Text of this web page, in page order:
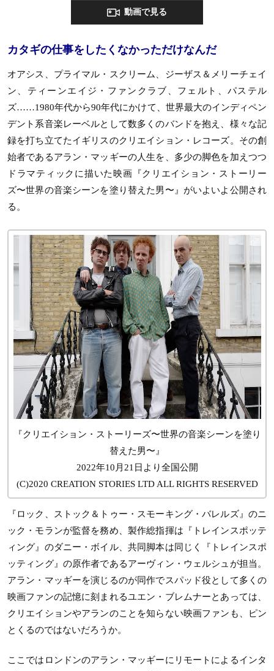
動画で見る
カタギの仕事をしたくなかっただけなんだ
オアシス、プライマル・スクリーム、ジーザス＆メリーチェイ
ン、ティーンエイジ・ファンクラブ、フェルト、パステル
ズ……1980年代から90年代にかけて、世界最大のインディペン
デント系音楽レーベルとして数多くのバンドを抱え、様々な記
録を打ち立てたイギリスのクリエイション・レコーズ。その創
始者であるアラン・マッギーの人生を、多少の脚色を加えつつ
ドラマティックに描いた映画『クリエイション・ストーリー
ズ〜世界の音楽シーンを塗り替えた男〜』がいよいよ公開され
る。
『クリエイション・ストーリーズ〜世界の音楽シーンを塗り
替えた男〜』
2022年10月21日より全国公開
(C)2020 CREATION STORIES LTD ALL RIGHTS RESERVED
『ロック、ストック＆トゥー・スモーキング・バレルズ』のニ
ック・モランが監督を務め、製作総指揮は『トレインスポッテ
ィング』のダニー・ボイル、共同脚本は同じく『トレインスポ
ッティング』の原作者であるアーヴィン・ウェルシュが担当。
アラン・マッギーを演じるのが同作でスパッド役として多くの
映画ファンの記憶に刻まれるユエン・ブレムナーとあっては、
クリエイションやアランのことを知らない映画ファンも、ピン
とくるのではないだろうか。
ここではロンドンのアラン・マッギーにリモートによるインタ